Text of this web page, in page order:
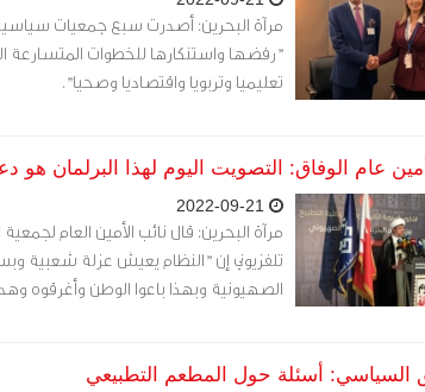
"رفضها واستنكارها للخطوات المتسارعة
تعليميا وتربويا واقتصاديا وصحيا".
عام الوفاق: التصويت اليوم لهذا البرلمان هو
مرآة البحرين: قال نائب الأمين العام
تلفزيوني إن "النظام يعيش عزلة شعبية
الصهيونية وبهذا باعوا الوطن وأغرقوه
السياسي: أسئلة حول المطعم التطبيعي